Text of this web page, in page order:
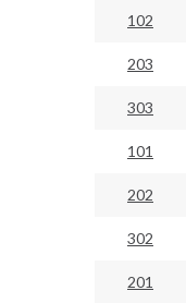
102
203
303
101
202
302
201